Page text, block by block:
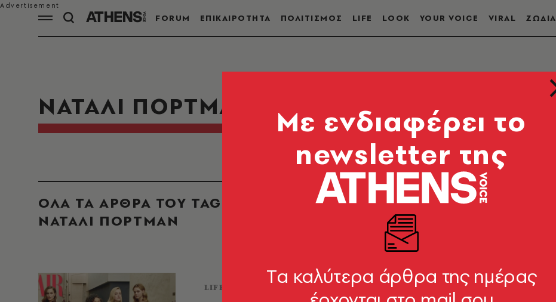
FORUM ΕΠΙΚΑΙΡΟΤΗΤΑ ΠΟΛΙΤΙΣΜΟΣ LIFE LOOK YOUR VOICE VIRAL ΖΩΔΙΑ
ΝΑΤΑΛΙ ΠΟΡΤΜΑΝ
ΟΛΑ ΤΑ ΑΡΘΡΑ ΤΟΥ TAG
ΝΑΤΑΛΙ ΠΟΡΤΜΑΝ
LIFESTYLE
Mε ενδιαφέρει το
newsletter της
Tα καλύτερα άρθρα της ημέρας